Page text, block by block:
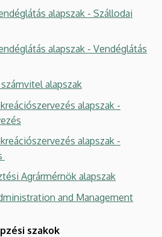
alapszak - Szállodai
alapszak - Vendéglátás
alapszak
alapszak -
alapszak -
Agrármérnök alapszak
and Management
szakok